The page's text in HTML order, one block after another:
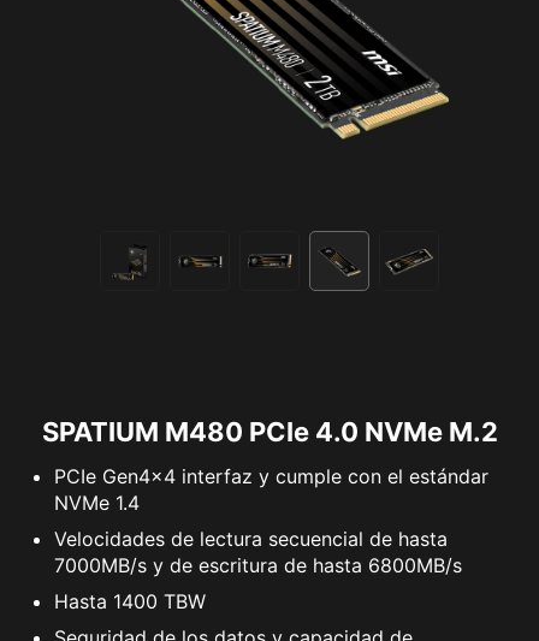
SPATIUM M480 PCIe 4.0 NVMe M.2
PCIe Gen4x4 interfaz y cumple con el estándar
NVMe 1.4
Velocidades de lectura secuencial de hasta
7000MB/s y de escritura de hasta 6800MB/s
Hasta 1400 TBW